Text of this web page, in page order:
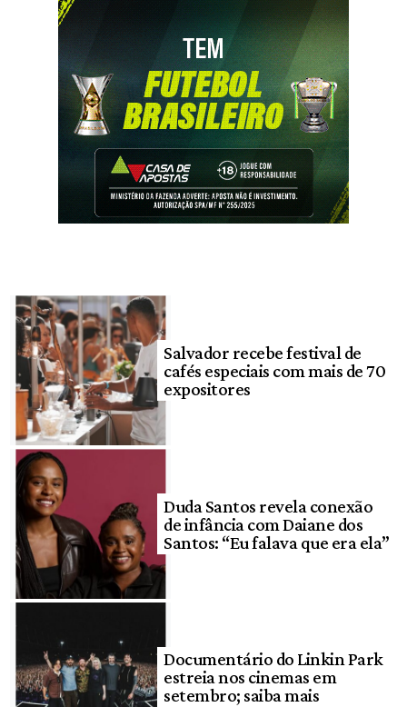
Salvador recebe festival de
cafés especiais com mais de 70
expositores
Duda Santos revela conexão
de infância com Daiane dos
Santos: “Eu falava que era ela”
Documentário do Linkin Park
estreia nos cinemas em
setembro; saiba mais